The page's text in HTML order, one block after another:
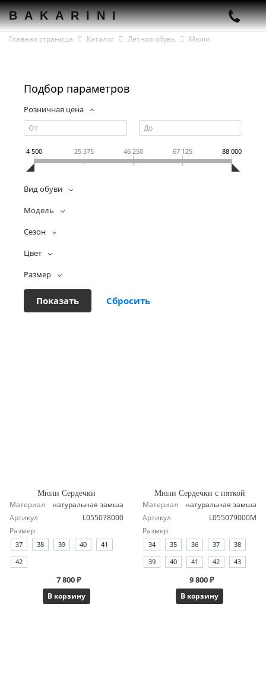
BAKARINI
Главная страница Каталог Летняя обувь Мюли
Подбор параметров
Розничная цена
4 500 25 375 46 250 67 125 88 000
Вид обуви
Модель
Сезон
Цвет
Размер
Мюли Сердечки
Материал
натуральная замша
Артикул
L055078000
Размер
37 38 39 40
41
42
7 800 ₽
В корзину
Мюли Сердечки с пяткой
Материал
натуральная замша
Артикул
L055079000M
Размер
34 35 36 37
38
39
40 41 42 43
9 800 ₽
В корзину